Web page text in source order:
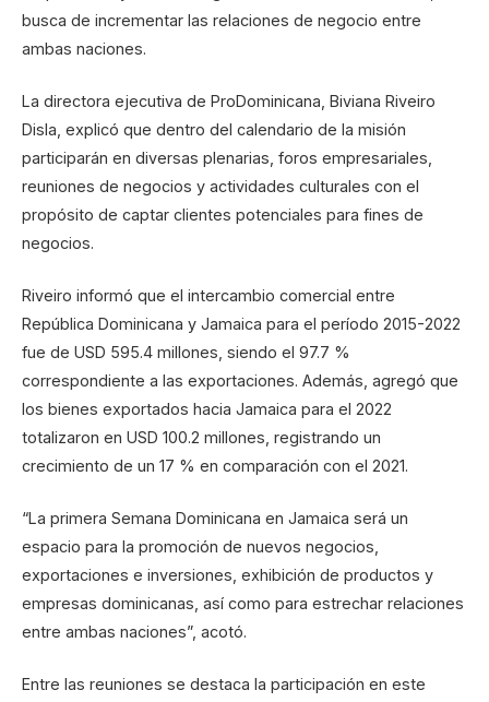
busca de incrementar las relaciones de negocio entre
ambas naciones.
La directora ejecutiva de ProDominicana, Biviana Riveiro
Disla, explicó que dentro del calendario de la misión
participarán en diversas plenarias, foros empresariales,
reuniones de negocios y actividades culturales con el
propósito de captar clientes potenciales para fines de
negocios.
Riveiro informó que el intercambio comercial entre
República Dominicana y Jamaica para el período 2015-2022
fue de USD 595.4 millones, siendo el 97.7 %
correspondiente a las exportaciones. Además, agregó que
los bienes exportados hacia Jamaica para el 2022
totalizaron en USD 100.2 millones, registrando un
crecimiento de un 17 % en comparación con el 2021.
“La primera Semana Dominicana en Jamaica será un
espacio para la promoción de nuevos negocios,
exportaciones e inversiones, exhibición de productos y
empresas dominicanas, así como para estrechar relaciones
entre ambas naciones”, acotó.
Entre las reuniones se destaca la participación en este